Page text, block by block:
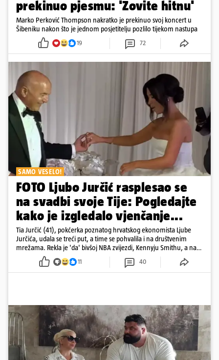
prekinuo pjesmu: 'Zovite hitnu'
Marko Perković Thompson nakratko je prekinuo svoj koncert u
Šibeniku nakon što je jednom posjetitelju pozlilo tijekom nastupa
19 72
SAMO VESELO!
FOTO Ljubo Jurčić rasplesao se
na svadbi svoje Tije: Pogledajte
kako je izgledalo vjenčanje...
Tia Jurčić (41), pokćerka poznatog hrvatskog ekonomista Ljube
Jurčića, udala se treći put, a time se pohvalila i na društvenim
mrežama. Rekla je 'da' bivšoj NBA zvijezdi, Kennyju Smithu, a na
snimkama i fotografijama je pokazala vesele trenutke s vjenčanja
11 40